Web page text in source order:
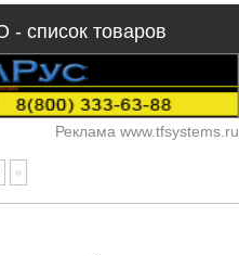
список товаров
Реклама www.tfsystems.ru
»